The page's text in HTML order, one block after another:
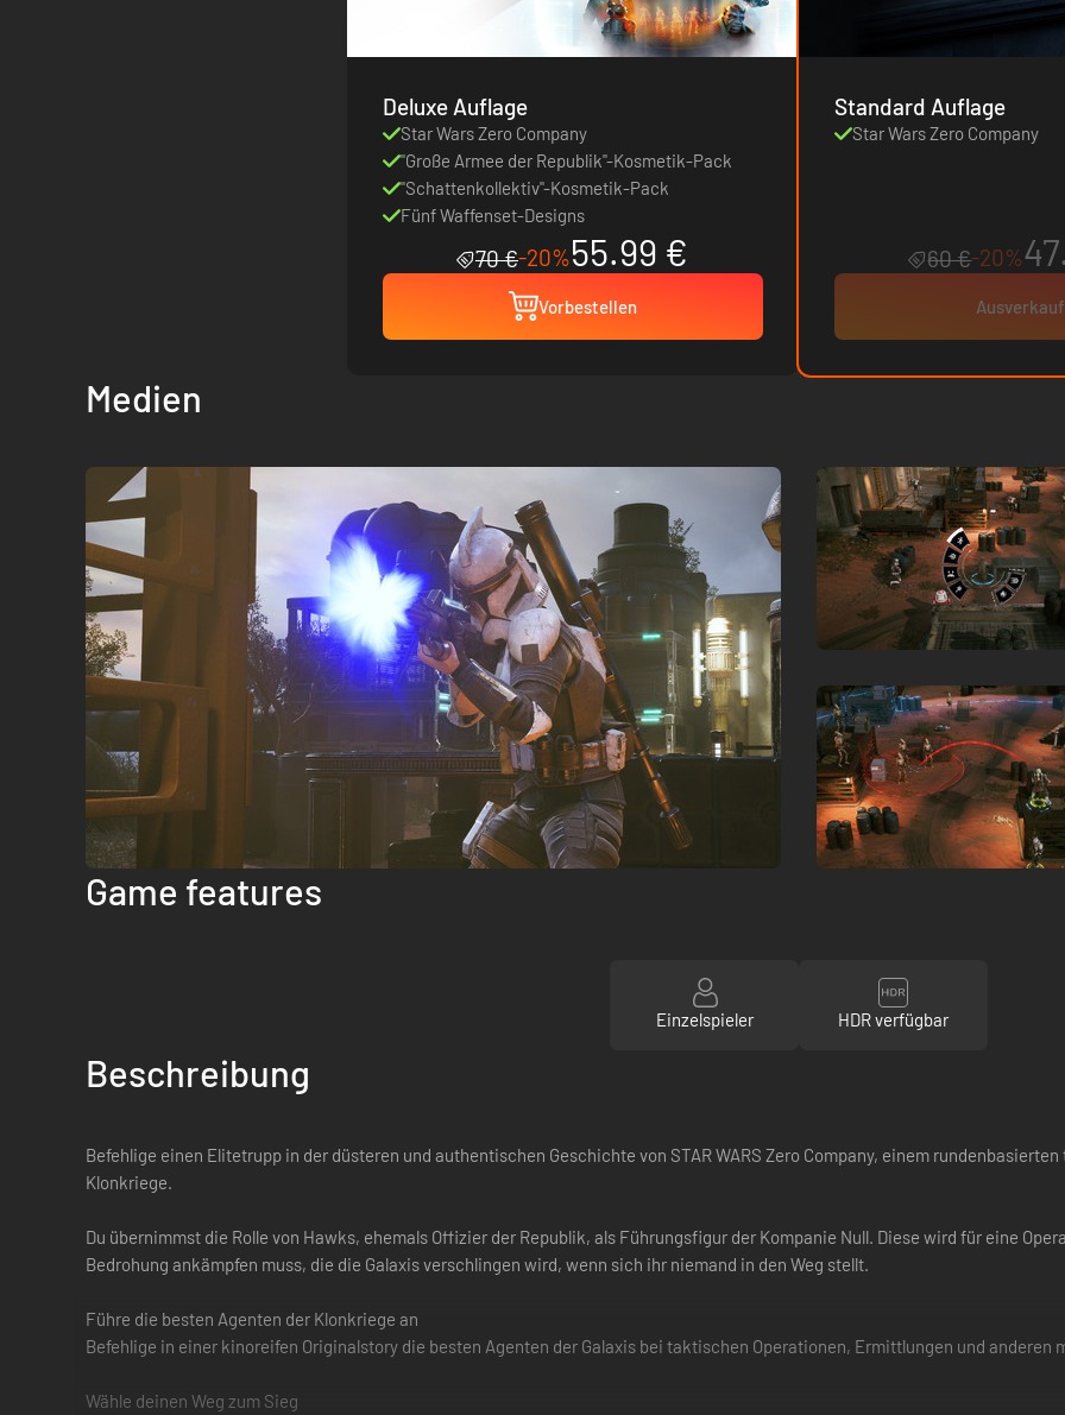
Deluxe Auflage
Star Wars Zero Company
"Große Armee der Republik"-Kosmetik-Pack
"Schattenkollektiv"-Kosmetik-Pack
Fünf Waffenset-Designs
70 €-20%55.99 €
Vorbestellen
Standard Auflage
Star Wars Zero Company
60 €-20%
Medien
Game features
Einzelspieler HDR verfügbar
Beschreibung
Befehlige einen Elitetrupp in der düsteren und authentischen Geschichte von STAR WARS Zero Company, einem
Klonkriege.
Du übernimmst die Rolle von Hawks, ehemals Offizier der Republik, als Führungsfigur der Kompanie Null. Diese wird für eine
Bedrohung ankämpfen muss, die die Galaxis verschlingen wird, wenn sich ihr niemand in den Weg stellt.
Führe die besten Agenten der Klonkriege an
Befehlige in einer kinoreifen Originalstory die besten Agenten der Galaxis bei taktischen Operationen, Ermittlungen und anderen
Wähle deinen Weg zum Sieg